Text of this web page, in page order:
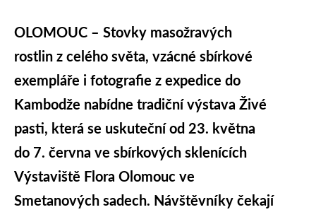
OLOMOUC – Stovky masožravých
rostlin z celého světa, vzácné sbírkové
exempláře i fotografie z expedice do
Kambodže nabídne tradiční výstava Živé
pasti, která se uskuteční od 23. května
do 7. června ve sbírkových sklenících
Výstaviště Flora Olomouc ve
Smetanových sadech. Návštěvníky čekají